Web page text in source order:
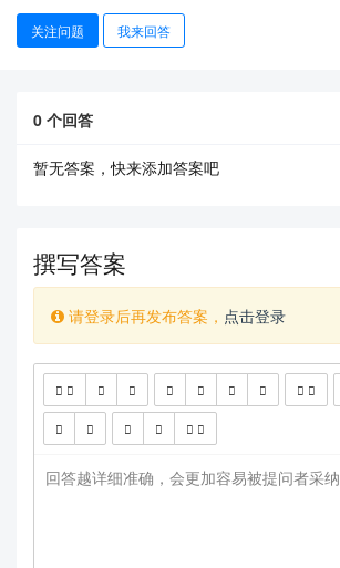
查看更多
关注问题 我来回答
0 个回答
暂无答案，快来添加答案吧
撰写答案
请登录后再发布答案， 点击登录
回答越详细准确，会更加容易被提问者采纳